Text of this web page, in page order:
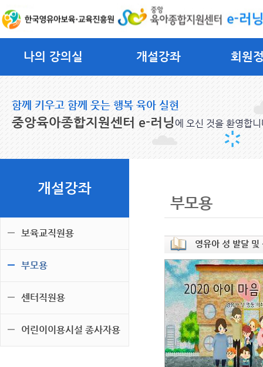
나의 강의실 개설강좌 회원
함께 키우고 함께 웃는 행복 육아 실현
중앙육아종합지원센터 e-러닝 에 오신 것을 환영합
개설강좌
보육교직원용
부모용
센터직원용
어린이이용시설 종사자용
부모용
영유아 성 발달 및